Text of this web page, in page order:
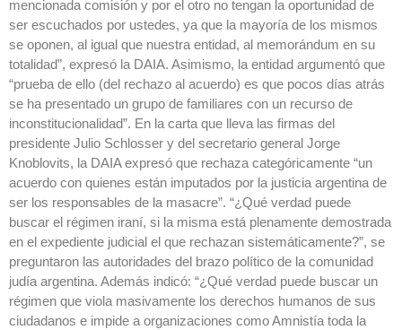
mencionada comisión y por el otro no tengan la oportunidad de
ser escuchados por ustedes, ya que la mayoría de los mismos
se oponen, al igual que nuestra entidad, al memorándum en su
totalidad”, expresó la DAIA. Asimismo, la entidad argumentó que
“prueba de ello (del rechazo al acuerdo) es que pocos días atrás
se ha presentado un grupo de familiares con un recurso de
inconstitucionalidad”. En la carta que lleva las firmas del
presidente Julio Schlosser y del secretario general Jorge
Knoblovits, la DAIA expresó que rechaza categóricamente “un
acuerdo con quienes están imputados por la justicia argentina de
ser los responsables de la masacre”. “¿Qué verdad puede
buscar el régimen iraní, si la misma está plenamente demostrada
en el expediente judicial el que rechazan sistemáticamente?”, se
preguntaron las autoridades del brazo político de la comunidad
judía argentina. Además indicó: “¿Qué verdad puede buscar un
régimen que viola masivamente los derechos humanos de sus
ciudadanos e impide a organizaciones como Amnistía toda la